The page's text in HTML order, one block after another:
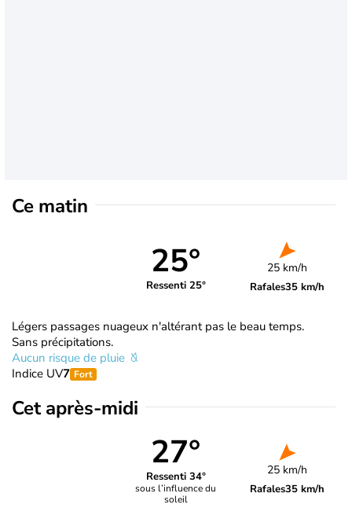
Ce matin
25°
Ressenti 25°
25 km/h
Rafales35 km/h
Légers passages nuageux n'altérant pas le beau temps.
Sans précipitations.
Aucun risque de pluie
Indice UV7 Fort
Cet après-midi
27°
Ressenti 34°
sous l’influence du
soleil
25 km/h
Rafales35 km/h